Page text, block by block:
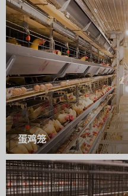
蛋鸡笼